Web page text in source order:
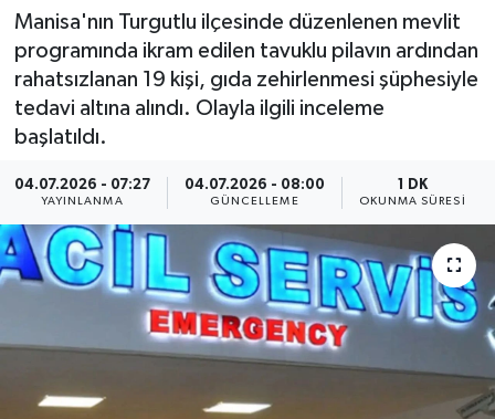
Manisa'nın Turgutlu ilçesinde düzenlenen mevlit
programında ikram edilen tavuklu pilavın ardından
rahatsızlanan 19 kişi, gıda zehirlenmesi şüphesiyle
tedavi altına alındı. Olayla ilgili inceleme
başlatıldı.
04.07.2026 - 07:27
YAYINLANMA
04.07.2026 - 08:00
GÜNCELLEME
1 DK
OKUNMA SÜRESI
Sağlık
Si̇yaset
Spor
Yaşam
Anali̇z
Bi̇li̇m & Teknoloji̇
Son Dakika Haberleri
Haber Arşivi